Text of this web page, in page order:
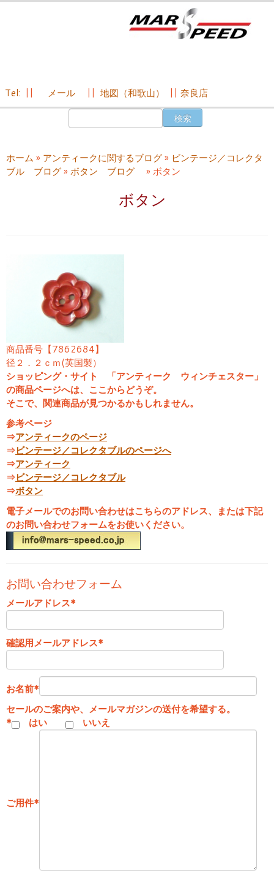
ン
ツ
Tel: メール 地図（和歌山） 奈良店
ホーム » アンティークに関するブログ» ビンテージ／コレクタ
ブル ブログ» ボタン ブログ » ボタン
ボタン
商品番号【7862684】
径２．２ｃｍ(英国製）
ショッピング・サイト 「アンティーク ウィンチェスター」
の商品ページへは、ここからどうぞ。
そこで、関連商品が見つかるかもしれません。
参考ページ
⇒アンティークのページ
⇒ビンテージ／コレクタブルのページへ
⇒アンティーク
⇒ビンテージ／コレクタブル
⇒ボタン
電子メールでのお問い合わせはこちらのアドレス、または下記
のお問い合わせフォームをお使いください。
お問い合わせフォーム
メールアドレス*
確認用メールアドレス*
お名前*
セールのご案内や、メールマガジンの送付を希望する。
*
はい いいえ
ご用件*